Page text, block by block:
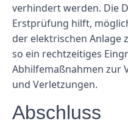
verhindert werden. Die
Erstprüfung hilft,
der elektrischen Anlage
so ein rechtzeitiges
Abhilfemaßnahmen zur
und Verletzungen.
Abschluss